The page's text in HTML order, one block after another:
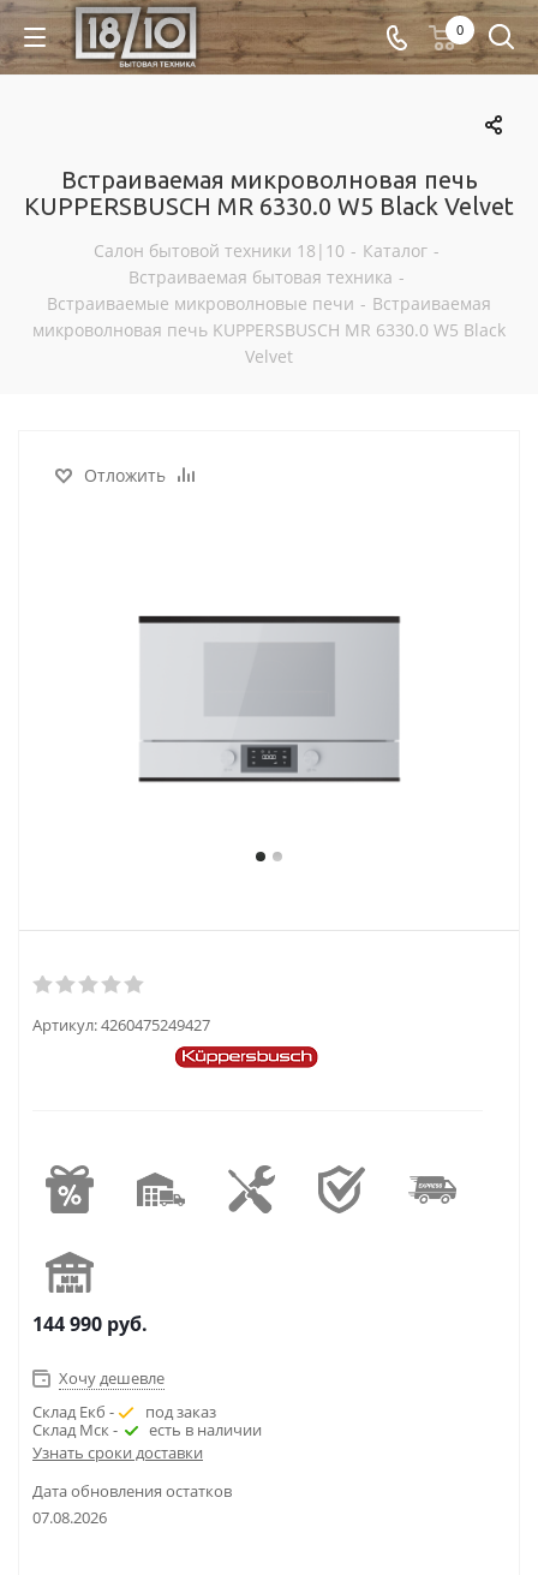
0
Встраиваемая микроволновая печь
KUPPERSBUSCH MR 6330.0 W5 Black Velvet
Салон бытовой техники 18|10 - Каталог -
Встраиваемая бытовая техника -
Встраиваемые микроволновые печи - Встраиваемая
микроволновая печь KUPPERSBUSCH MR 6330.0 W5 Black
Velvet
Отложить
Артикул:4260475249427
144 990 руб.
Хочу дешевле
Склад Екб -
под заказ
Склад Мск -
есть в наличии
Узнать сроки доставки
Дата обновления остатков
07.08.2026